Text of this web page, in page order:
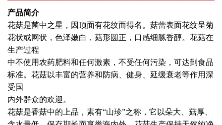
产品简介
花菇是菌中之星，因顶面有花纹而得名。菇蕾表面花纹呈菊
花状或网状，色泽嫩白，菇形圆正，口感细腻香醇。花菇在
生产过程
中不使用农药肥料和任何激素，不受任何污染，可达到食品
标准。花菇以丰富的营养和防病、健身、延缓衰老等作用深
受国
内外群众的欢迎。
花菇是香菇中的上品，素有“山珍”之称，它以朵大、菇厚、